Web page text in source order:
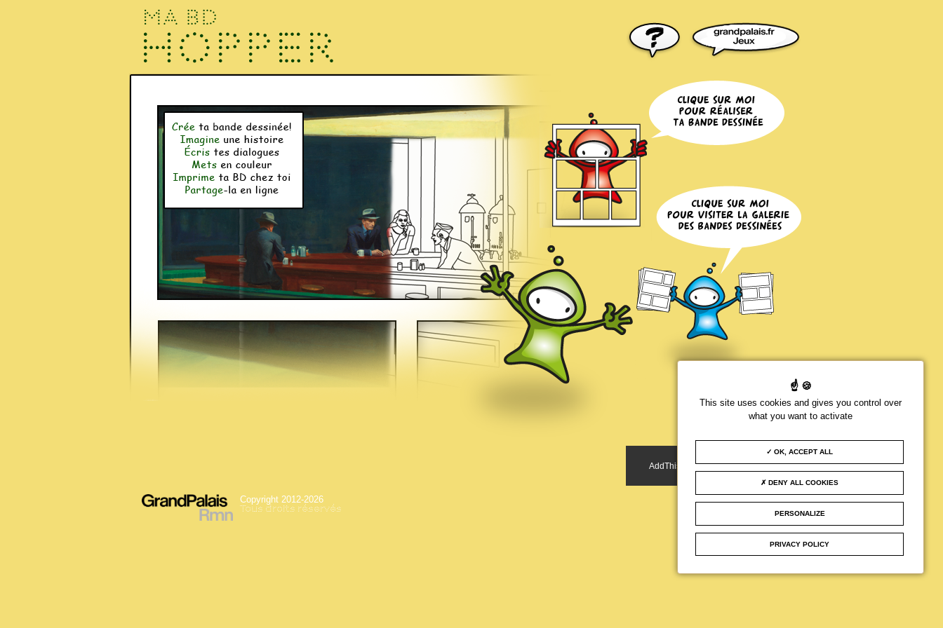
AddThis is disabled. Allow
© The Metropolitan Museum of Art, Dist. RMN/image of the MMA
Edward Hopper (1882-1967)
Summertime (Été), 1943
Huile sur toile. 74 x 111,8 cm
Wilmington, Delaware Art Museum (1962-28)
© Delaware Art Museum, Wilmington, USA / The Bridgeman Art Library
Edward Hopper (1882-1967)
, vers 1906-1914
Encre et aquarelle sur papier
55,1 x 37,8 cm
New York, Whitney Museum of American Art
legs de Josephine N. Hopper
CRÉDITS DE LA PRODUCTION
L’application multimédia interactive « Ma BD HOPPER» est produite et publiée sur le site internet de la Réunion des
musées nationaux – Grand Palais http://www.rmngp.fr/jeune-public. Elle est conçue à l’occasion de l’exposition EDWARD
HOPPER (10 octobre 2012 au 28 janvier 2013) organisée par la Rmn-Grand Palais ; commissaire : Didier Ottinger,
directeur adjoint du MNAM – Centre Pompidou.
Pour la Réunion des musées nationaux-Grand Palais
Copyright 2012-2026
Tous droits réservés
Crédits
This site uses cookies and gives you control over
what you want to activate
OK, ACCEPT ALL
DENY ALL COOKIES
PERSONALIZE
PRIVACY POLICY